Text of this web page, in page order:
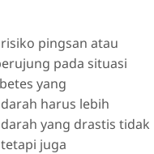
pingsan atau
pada situasi
yang
harus lebih
yang drastis tidak
juga